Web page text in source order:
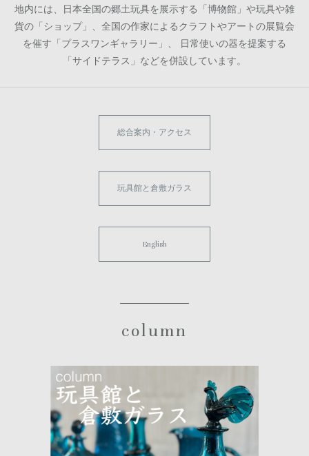
地内には、日本全国の郷土玩具を展示する「博物館」や玩具や雑
貨の「ショップ」、全国の作家によるクラフトやアートの展覧会
を催す「プラスワンギャラリー」、 日常使いの器を提案する
「サイドテラス」などを併設しています。
総合案内・アクセス
玩具館と倉敷ガラス
English
column